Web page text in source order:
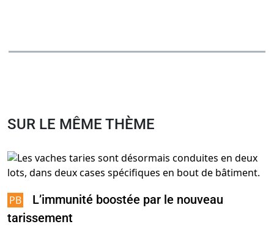
SUR LE MÊME THÈME
L’immunité boostée par le nouveau
tarissement